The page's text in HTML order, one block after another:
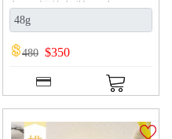
包覆 鋁條包裝(30包/
盒/48g)
480 $350